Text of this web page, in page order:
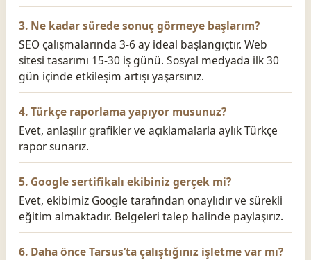
3. Ne kadar sürede sonuç görmeye başlarım?
SEO çalışmalarında 3-6 ay ideal başlangıçtır. Web
sitesi tasarımı 15-30 iş günü. Sosyal medyada ilk 30
gün içinde etkileşim artışı yaşarsınız.
4. Türkçe raporlama yapıyor musunuz?
Evet, anlaşılır grafikler ve açıklamalarla aylık Türkçe
rapor sunarız.
5. Google sertifikalı ekibiniz gerçek mi?
Evet, ekibimiz Google tarafından onaylıdır ve sürekli
eğitim almaktadır. Belgeleri talep halinde paylaşırız.
6. Daha önce Tarsus’ta çalıştığınız işletme var mı?